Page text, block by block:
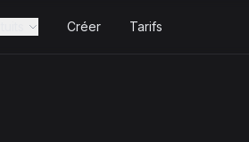
Créer Tarifs